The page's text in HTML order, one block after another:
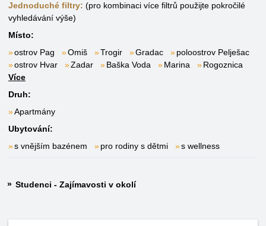
Jednoduché filtry: (pro kombinaci více filtrů použijte pokročilé
vyhledávání výše)
Místo:
ostrov Pag
Omiš Trogir Gradac
poloostrov Pelješac
ostrov Hvar
Zadar Baška Voda Marina
Rogoznica
Více
Druh:
Apartmány
Ubytování:
s vnějším bazénem
pro rodiny s dětmi s wellness
Studenci - Zajímavosti v okolí